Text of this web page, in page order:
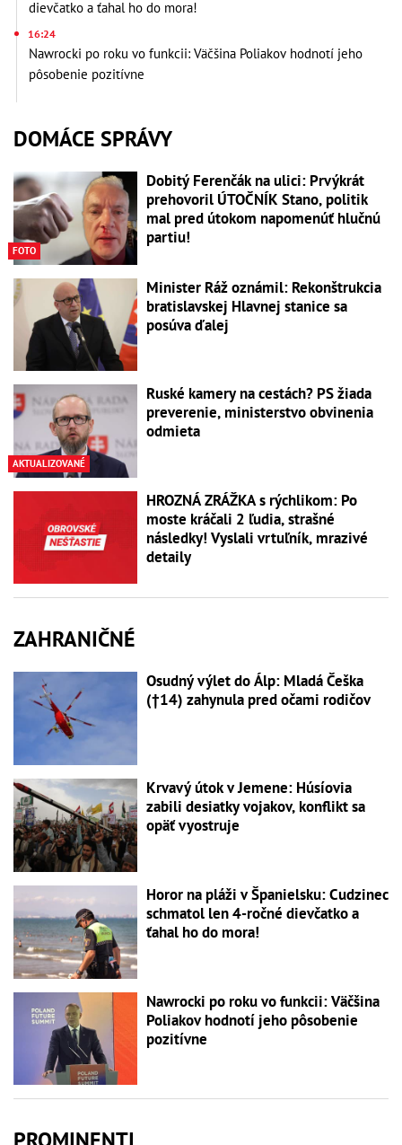
dievčatko a ťahal ho do mora!
16:24
Nawrocki po roku vo funkcii: Väčšina Poliakov hodnotí jeho
pôsobenie pozitívne
DOMÁCE SPRÁVY
FOTO
Dobitý Ferenčák na ulici: Prvýkrát
prehovoril ÚTOČNÍK Stano, politik
mal pred útokom napomenúť hlučnú
partiu!
Minister Ráž oznámil: Rekonštrukcia
bratislavskej Hlavnej stanice sa
posúva ďalej
AKTUALIZOVANÉ
Ruské kamery na cestách? PS žiada
preverenie, ministerstvo obvinenia
odmieta
HROZNÁ ZRÁŽKA s rýchlikom: Po
moste kráčali 2 ľudia, strašné
následky! Vyslali vrtuľník, mrazivé
detaily
ZAHRANIČNÉ
Osudný výlet do Álp: Mladá Češka
(†14) zahynula pred očami rodičov
Krvavý útok v Jemene: Húsíovia
zabili desiatky vojakov, konflikt sa
opäť vyostruje
Horor na pláži v Španielsku: Cudzinec
schmatol len 4-ročné dievčatko a
ťahal ho do mora!
Nawrocki po roku vo funkcii: Väčšina
Poliakov hodnotí jeho pôsobenie
pozitívne